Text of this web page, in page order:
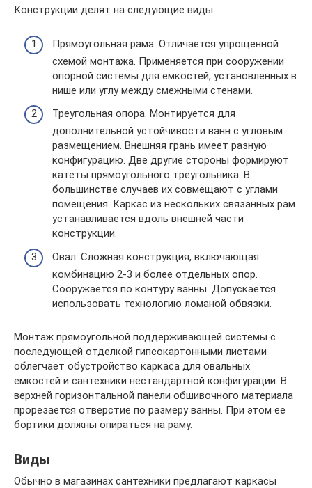
Конструкции делят на следующие виды:
Прямоугольная рама. Отличается упрощенной
схемой монтажа. Применяется при сооружении
опорной системы для емкостей, установленных в
нише или углу между смежными стенами.
Треугольная опора. Монтируется для
дополнительной устойчивости ванн с угловым
размещением. Внешняя грань имеет разную
конфигурацию. Две другие стороны формируют
катеты прямоугольного треугольника. В
большинстве случаев их совмещают с углами
помещения. Каркас из нескольких связанных рам
устанавливается вдоль внешней части
конструкции.
Овал. Сложная конструкция, включающая
комбинацию 2-3 и более отдельных опор.
Сооружается по контуру ванны. Допускается
использовать технологию ломаной обвязки.
Монтаж прямоугольной поддерживающей системы с
последующей отделкой гипсокартонными листами
облегчает обустройство каркаса для овальных
емкостей и сантехники нестандартной конфигурации. В
верхней горизонтальной панели обшивочного материала
прорезается отверстие по размеру ванны. При этом ее
бортики должны опираться на раму.
Виды
Обычно в магазинах сантехники предлагают каркасы